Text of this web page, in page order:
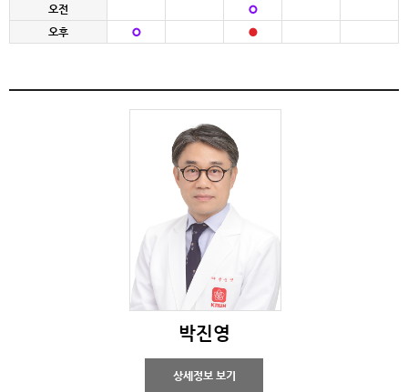
오전
오후
박진영
상세정보 보기